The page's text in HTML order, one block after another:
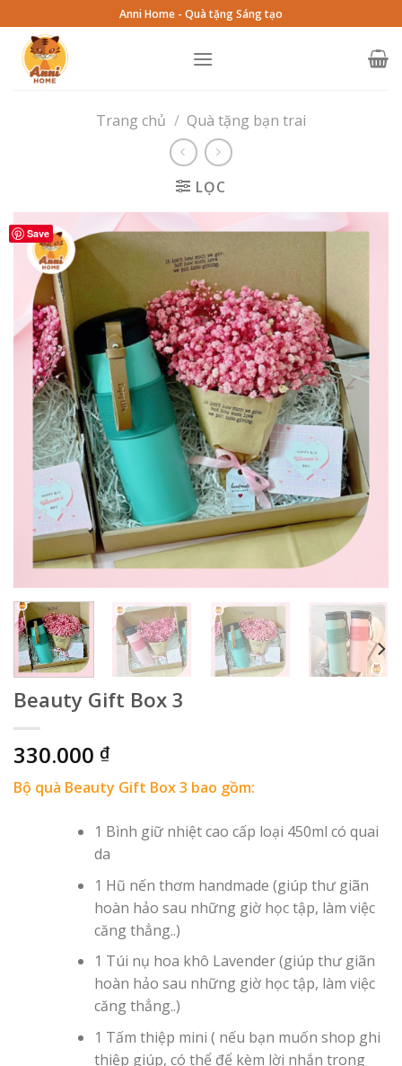
to
content
Anni Home - Quà tặng Sáng tạo
Trang chủ / Quà tặng bạn trai
LỌC
Save
Beauty Gift Box 3
330.000 ₫
Bộ quà Beauty Gift Box 3 bao gồm:
1 Bình giữ nhiệt cao cấp loại 450ml có quai
da
1 Hũ nến thơm handmade (giúp thư giãn
hoàn hảo sau những giờ học tập, làm việc
căng thẳng..)
1 Túi nụ hoa khô Lavender (giúp thư giãn
hoàn hảo sau những giờ học tập, làm việc
căng thẳng..)
1 Tấm thiệp mini ( nếu bạn muốn shop ghi
thiệp giúp, có thể để kèm lời nhắn trong